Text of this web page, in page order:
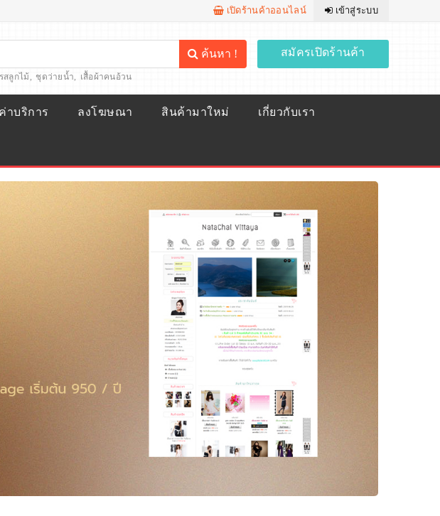
เปิดร้านค้าออนไลน์ เข้าสู่ระบบ
ค้นหา !
สลูกไม้, ชุดว่ายน้ำ, เสื้อผ้าคนอ้วน
สมัครเปิดร้านค้า
าบริการ ลงโฆษณา สินค้ามาใหม่ เกี่ยวกับเรา